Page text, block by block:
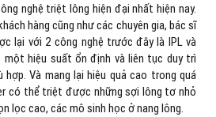
nghệ triệt lông hiện đại nhất hiện nay.
hàng cũng như các chuyên gia, bác sĩ
lại với 2 công nghệ trước đây là IPL và
một hiệu suất ổn định và liên tục duy trì
hợp. Và mang lại hiệu quả cao trong quá
có thể triệt được những sợi lông tơ nhỏ
lọc cao, các mô sinh học ở nang lông.